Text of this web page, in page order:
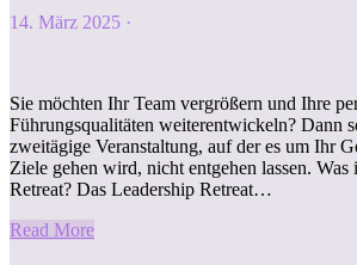
14. März 2025 ·
Sie möchten Ihr Team vergrößern und Ihre
Führungsqualitäten weiterentwickeln? Dann
zweitägige Veranstaltung, auf der es um Ihr
Ziele gehen wird, nicht entgehen lassen. Was
Retreat? Das Leadership Retreat…
Read More